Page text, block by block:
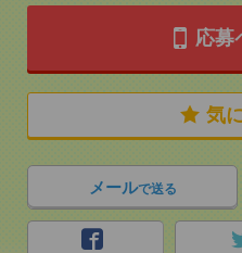
応募
気
メールで送る